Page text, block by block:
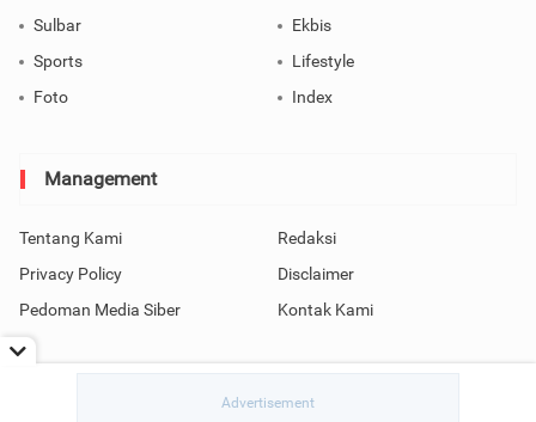
Sulbar
Ekbis
Sports
Lifestyle
Foto
Index
Management
Tentang Kami
Redaksi
Privacy Policy
Disclaimer
Pedoman Media Siber
Kontak Kami
Copyright © 2026 SindoMakassar All Rights Reserved.